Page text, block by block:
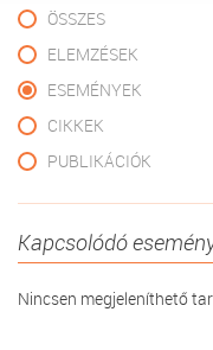
ÖSSZES
ELEMZÉSEK
ESEMÉNYEK
CIKKEK
PUBLIKÁCIÓK
Kapcsolódó
Nincsen megjeleníthető